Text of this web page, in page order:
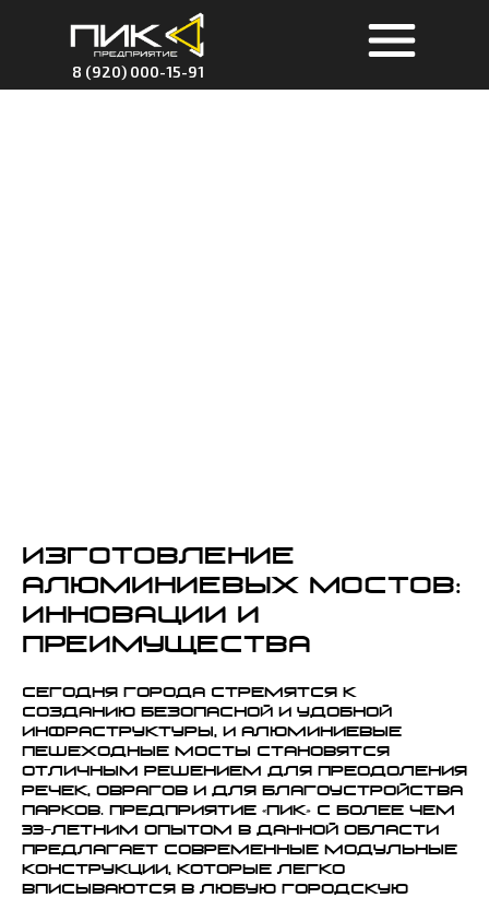
8 (920) 000-15-91
Изготовление
алюминиевых мостов:
инновации и
преимущества
Сегодня города стремятся к
созданию безопасной и удобной
инфраструктуры, и алюминиевые
пешеходные мосты становятся
отличным решением для преодоления
речек, оврагов и для благоустройства
парков. Предприятие «ПИК» с более чем
33-летним опытом в данной области
предлагает современные модульные
конструкции, которые легко
вписываются в любую городскую